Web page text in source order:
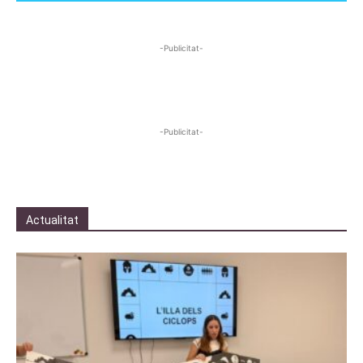
-Publicitat-
-Publicitat-
Actualitat